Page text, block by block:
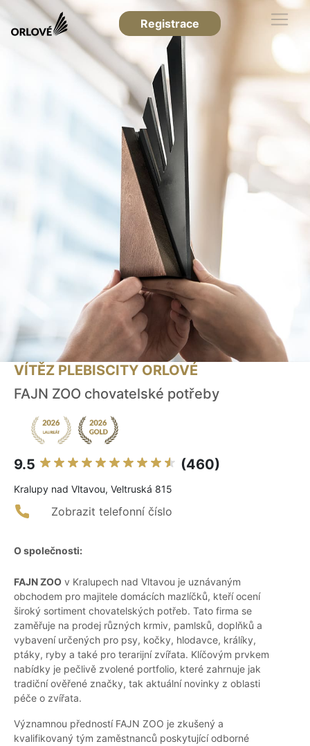
Registrace
VÍTĚZ PLEBISCITY ORLOVÉ
FAJN ZOO chovatelské potřeby
9.5 (460)
Kralupy nad Vltavou, Veltruská 815
Zobrazit telefonní číslo
O společnosti:
FAJN ZOO v Kralupech nad Vltavou je uznávaným
obchodem pro majitele domácích mazlíčků, kteří ocení
široký sortiment chovatelských potřeb. Tato firma se
zaměřuje na prodej různých krmiv, pamlsků, doplňků a
vybavení určených pro psy, kočky, hlodavce, králíky,
ptáky, ryby a také pro terarijní zvířata. Klíčovým prvkem
nabídky je pečlivě zvolené portfolio, které zahrnuje jak
tradiční ověřené značky, tak aktuální novinky z oblasti
péče o zvířata.
Významnou předností FAJN ZOO je zkušený a
kvalifikovaný tým zaměstnanců poskytující odborné